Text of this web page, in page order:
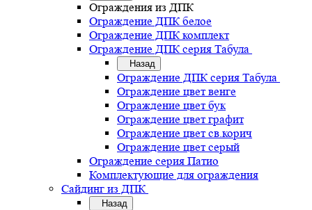
Ограждения из ДПК
Ограждение ДПК белое
Ограждение ДПК комплект
Ограждение ДПК серия Табула
Назад
Ограждение ДПК серия Табула
Ограждение цвет венге
Ограждение цвет бук
Ограждение цвет графит
Ограждение цвет св.корич
Ограждение цвет серый
Ограждение серия Патио
Комплектующие для ограждения
Сайдинг из ДПК
Назад